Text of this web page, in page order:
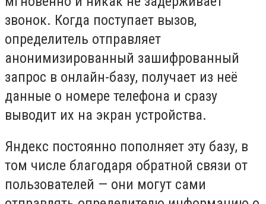
звонок. Когда поступает вызов,
определитель отправляет
анонимизированный зашифрованный
запрос в онлайн-базу, получает из неё
данные о номере телефона и сразу
выводит их на экран устройства.
Яндекс постоянно пополняет эту базу, в
том числе благодаря обратной связи от
пользователей — они могут сами